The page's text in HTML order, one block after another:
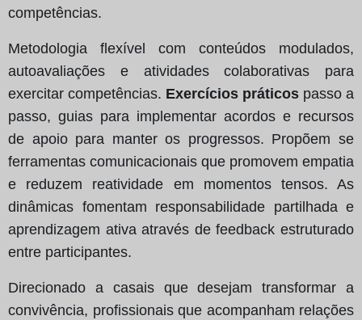
competências.
Metodologia flexível com conteúdos modulados,
autoavaliações e atividades colaborativas para
exercitar competências. Exercícios práticos passo a
passo, guias para implementar acordos e recursos
de apoio para manter os progressos. Propõem se
ferramentas comunicacionais que promovem empatia
e reduzem reatividade em momentos tensos. As
dinâmicas fomentam responsabilidade partilhada e
aprendizagem ativa através de feedback estruturado
entre participantes.
Direcionado a casais que desejam transformar a
convivência, profissionais que acompanham relações